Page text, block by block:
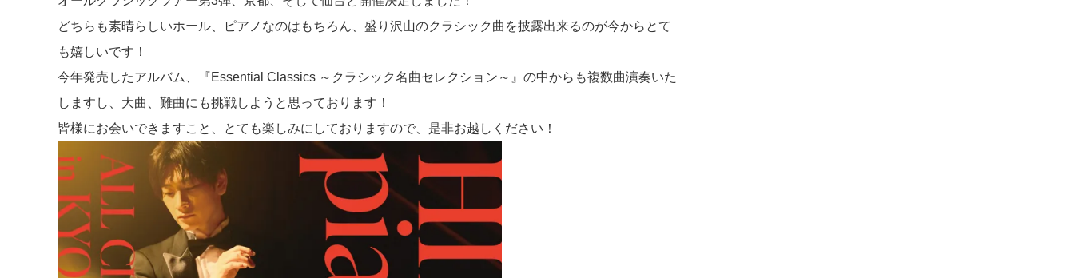
どちらも素晴らしいホール、ピアノなのはもちろん、盛り沢山のクラシック曲を披露出来るのが今からとて
も嬉しいです！
今年発売したアルバム、『Essential Classics ～クラシック名曲セレクション～』の中からも複数曲演奏いた
しますし、大曲、難曲にも挑戦しようと思っております！
皆様にお会いできますこと、とても楽しみにしておりますので、是非お越しください！